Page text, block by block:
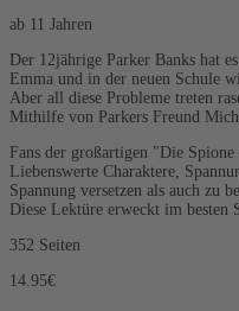
ab 11 Jahren
Der 12jährige Parker Banks hat
Emma und in der neuen Schule
Aber all diese Probleme treten
Mithilfe von Parkers Freund
Fans der großartigen "Die
Liebenswerte Charaktere,
Spannung versetzen als auch zu
Diese Lektüre erweckt im besten
352 Seiten
14.95€